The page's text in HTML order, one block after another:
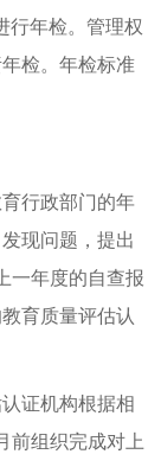
行年检。管理权
检。年检标准
行政部门的年
现问题，提出
一年度的自查报
育质量评估认
证机构根据相
前组织完成对上